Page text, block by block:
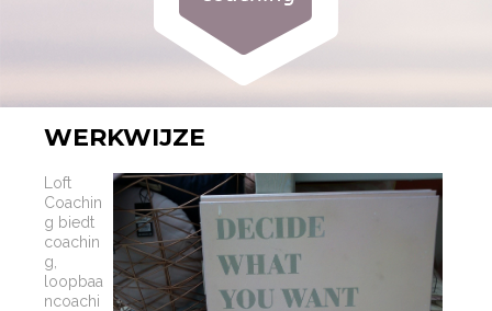
WERKWIJZE
Loft
Coachin
g biedt
coachin
g,
loopbaa
ncoachi